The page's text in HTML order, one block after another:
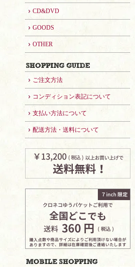
CD&DVD
GOODS
OTHER
ご注文方法
コンディション表記について
支払い方法について
配送方法・送料について